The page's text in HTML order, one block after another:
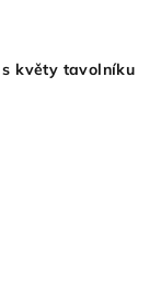
s květy tavolníku